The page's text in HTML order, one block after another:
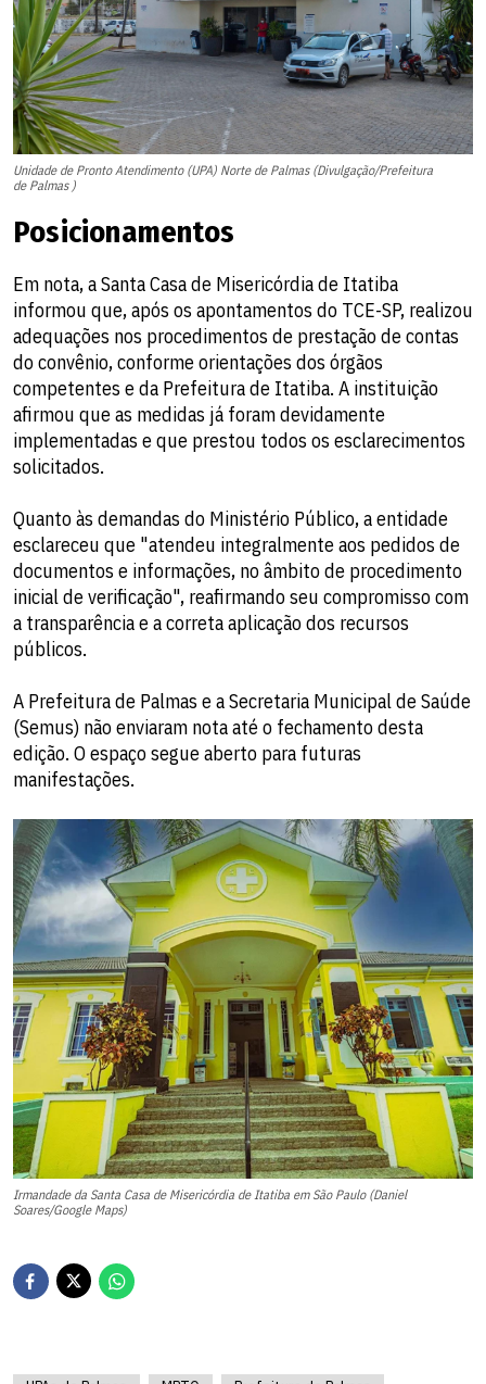
Unidade de Pronto Atendimento (UPA) Norte de Palmas (Divulgação/Prefeitura
de Palmas )
Posicionamentos
Em nota, a Santa Casa de Misericórdia de Itatiba
informou que, após os apontamentos do TCE-SP, realizou
adequações nos procedimentos de prestação de contas
do convênio, conforme orientações dos órgãos
competentes e da Prefeitura de Itatiba. A instituição
afirmou que as medidas já foram devidamente
implementadas e que prestou todos os esclarecimentos
solicitados.
Quanto às demandas do Ministério Público, a entidade
esclareceu que "atendeu integralmente aos pedidos de
documentos e informações, no âmbito de procedimento
inicial de verificação", reafirmando seu compromisso com
a transparência e a correta aplicação dos recursos
públicos.
A Prefeitura de Palmas e a Secretaria Municipal de Saúde
(Semus) não enviaram nota até o fechamento desta
edição. O espaço segue aberto para futuras
manifestações.
Irmandade da Santa Casa de Misericórdia de Itatiba em São Paulo (Daniel
Soares/Google Maps)